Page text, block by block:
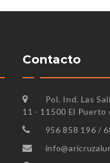
Contacto
Pol. Ind. Las
11 - 11500 El Puerto
956 858 196 /